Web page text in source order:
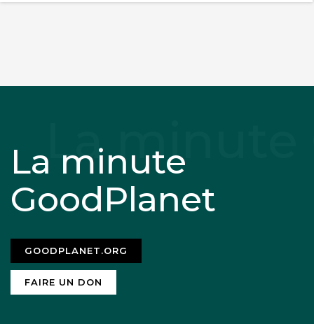
La minute
GoodPlanet
GOODPLANET.ORG
FAIRE UN DON